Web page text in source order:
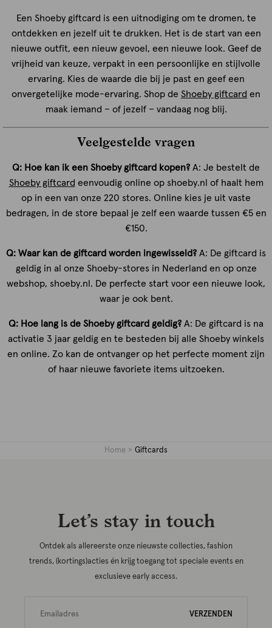
Een Shoeby giftcard is een uitnodiging om te dromen, te
ontdekken en jezelf uit te drukken. Het is de start van een
nieuwe outfit, een nieuw gevoel, een nieuwe look. Geef de
vrijheid van keuze, verpakt in een persoonlijke en stijlvolle
ervaring. Kies de waarde die bij je past en geef een
onvergetelijke mode-ervaring. Shop de Shoeby giftcard en
maak iemand – of jezelf – vandaag nog blij.
Veelgestelde vragen
Q: Hoe kan ik een Shoeby giftcard kopen? A: Je bestelt de
Shoeby giftcard eenvoudig online op shoeby.nl of haalt hem
op in een van onze 220 stores. Online kies je uit vaste
bedragen, in de store bepaal je zelf een waarde tussen €5 en
€150.
Q: Waar kan de giftcard worden ingewisseld? A: De giftcard is
geldig in al onze Shoeby-stores in Nederland en op onze
webshop, shoeby.nl. De perfecte start voor een nieuwe look,
waar je ook bent.
Q: Hoe lang is de Shoeby giftcard geldig? A: De giftcard is na
activatie 3 jaar geldig en te besteden bij alle Shoeby winkels
en online. Zo kan de ontvanger op het perfecte moment zijn
of haar nieuwe favoriete items uitzoeken.
Home Giftcards
Let’s stay in touch
Ontdek als allereerste onze nieuwste collecties, fashion
trends, (kortings)acties én krijg toegang tot speciale events en
exclusieve early access.
VERZENDEN